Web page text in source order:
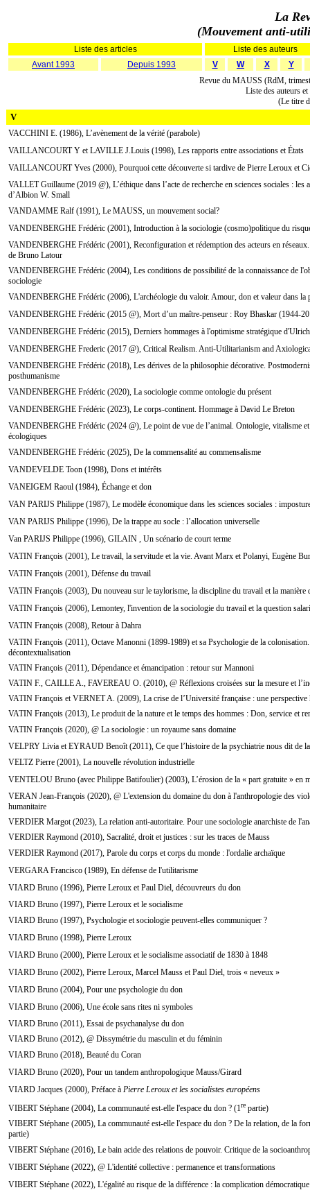
La
(Mouvement anti-
Liste des articles
Liste des auteurs
Avant 1993
Depuis 1993 V W X
Y
Revue du MAUSS (RdM,
Liste des auteurs
(Le titre
V
VACCHINI E. (1986), L’avènement de la vérité (parabole)
VAILLANCOURT Y et LAVILLE J.Louis (1998), Les rapports entre associations et États
VAILLANCOURT Yves (2000), Pourquoi cette découverte si tardive de Pierre Leroux et
VALLET Guillaume (2019 @), L’éthique dans l’acte de recherche en sciences sociales : les
d’Albion W. Small
VANDAMME Ralf (1991), Le MAUSS, un mouvement social?
VANDENBERGHE Frédéric (2001), Introduction à la sociologie (cosmo)politique du
VANDENBERGHE Frédéric (2001), Reconfiguration et rédemption des acteurs en
de Bruno Latour
VANDENBERGHE Frédéric (2004), Les conditions de possibilité de la connaissance de
sociologie
VANDENBERGHE Frédéric (2006), L'archéologie du valoir. Amour, don et valeur dans la
VANDENBERGHE Frédéric (2015 @), Mort d’un maître-penseur : Roy Bhaskar (1944-
VANDENBERGHE Frédéric (2015), Derniers hommages à l'optimisme stratégique
VANDENBERGHE Frederic (2017 @), Critical Realism. Anti-Utilitarianism and
VANDENBERGHE Frédéric (2018), Les dérives de la philosophie décorative.
posthumanisme
VANDENBERGHE Frédéric (2020), La sociologie comme ontologie du présent
VANDENBERGHE Frédéric (2023), Le corps-continent. Hommage à David Le Breton
VANDENBERGHE Frédéric (2024 @), Le point de vue de l’animal. Ontologie, vitalisme et
écologiques
VANDENBERGHE Frédéric (2025), De la commensalité au commensalisme
VANDEVELDE Toon (1998), Dons et intérêts
VANEIGEM Raoul (1984), Échange et don
VAN PARIJS Philippe (1987), Le modèle économique dans les sciences sociales :
VAN PARIJS Philippe (1996), De la trappe au socle : l’allocation universelle
Van PARIJS Philippe (1996), GILAIN , Un scénario de court terme
VATIN François (2001), Le travail, la servitude et la vie. Avant Marx et Polanyi, Eugène
VATIN François (2001), Défense du travail
VATIN François (2003), Du nouveau sur le taylorisme, la discipline du travail et la manière
VATIN François (2006), Lemontey, l'invention de la sociologie du travail et la question
VATIN François (2008), Retour à Dahra
VATIN François (2011), Octave Manonni (1899-1989) et sa Psychologie de la
décontextualisation
VATIN François (2011), Dépendance et émancipation : retour sur Mannoni
VATIN F., CAILLE A., FAVEREAU O. (2010), @ Réflexions croisées sur la mesure et
VATIN François et VERNET A. (2009), La crise de l’Université française : une
VATIN François (2013), Le produit de la nature et le temps des hommes : Don, service et
VATIN François (2020), @ La sociologie : un royaume sans domaine
VELPRY Livia et EYRAUD Benoît (2011), Ce que l’histoire de la psychiatrie nous dit de
VELTZ Pierre (2001), La nouvelle révolution industrielle
VENTELOU Bruno (avec Philippe Batifoulier) (2003), L’érosion de la « part gratuite » en
VERAN Jean-François (2020), @ L'extension du domaine du don à l'anthropologie des
humanitaire
VERDIER Margot (2023), La relation anti-autoritaire. Pour une sociologie anarchiste de
VERDIER Raymond (2010), Sacralité, droit et justices : sur les traces de Mauss
VERDIER Raymond (2017), Parole du corps et corps du monde : l'ordalie archaïque
VERGARA Francisco (1989), En défense de l'utilitarisme
VIARD Bruno (1996), Pierre Leroux et Paul Diel, découvreurs du don
VIARD Bruno (1997), Pierre Leroux et le socialisme
VIARD Bruno (1997), Psychologie et sociologie peuvent-elles communiquer ?
VIARD Bruno (1998), Pierre Leroux
VIARD Bruno (2000), Pierre Leroux et le socialisme associatif de 1830 à 1848
VIARD Bruno (2002), Pierre Leroux, Marcel Mauss et Paul Diel, trois « neveux »
VIARD Bruno (2004), Pour une psychologie du don
VIARD Bruno (2006), Une école sans rites ni symboles
VIARD Bruno (2011), Essai de psychanalyse du don
VIARD Bruno (2012), @ Dissymétrie du masculin et du féminin
VIARD Bruno (2018), Beauté du Coran
VIARD Bruno (2020), Pour un tandem anthropologique Mauss/Girard
VIARD Jacques (2000), Préface à Pierre Leroux et les socialistes européens
VIBERT Stéphane (2004), La communauté est-elle l'espace du don ? (1re partie)
VIBERT Stéphane (2005), La communauté est-elle l'espace du don ? De la relation, de la
partie)
VIBERT Stéphane (2016), Le bain acide des relations de pouvoir. Critique de la
VIBERT Stéphane (2022), @ L'identité collective : permanence et transformations
VIBERT Stéphane (2022), L'égalité au risque de la différence : la complication démocratique